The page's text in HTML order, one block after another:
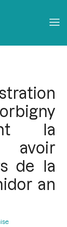
la
avoir
de la
an